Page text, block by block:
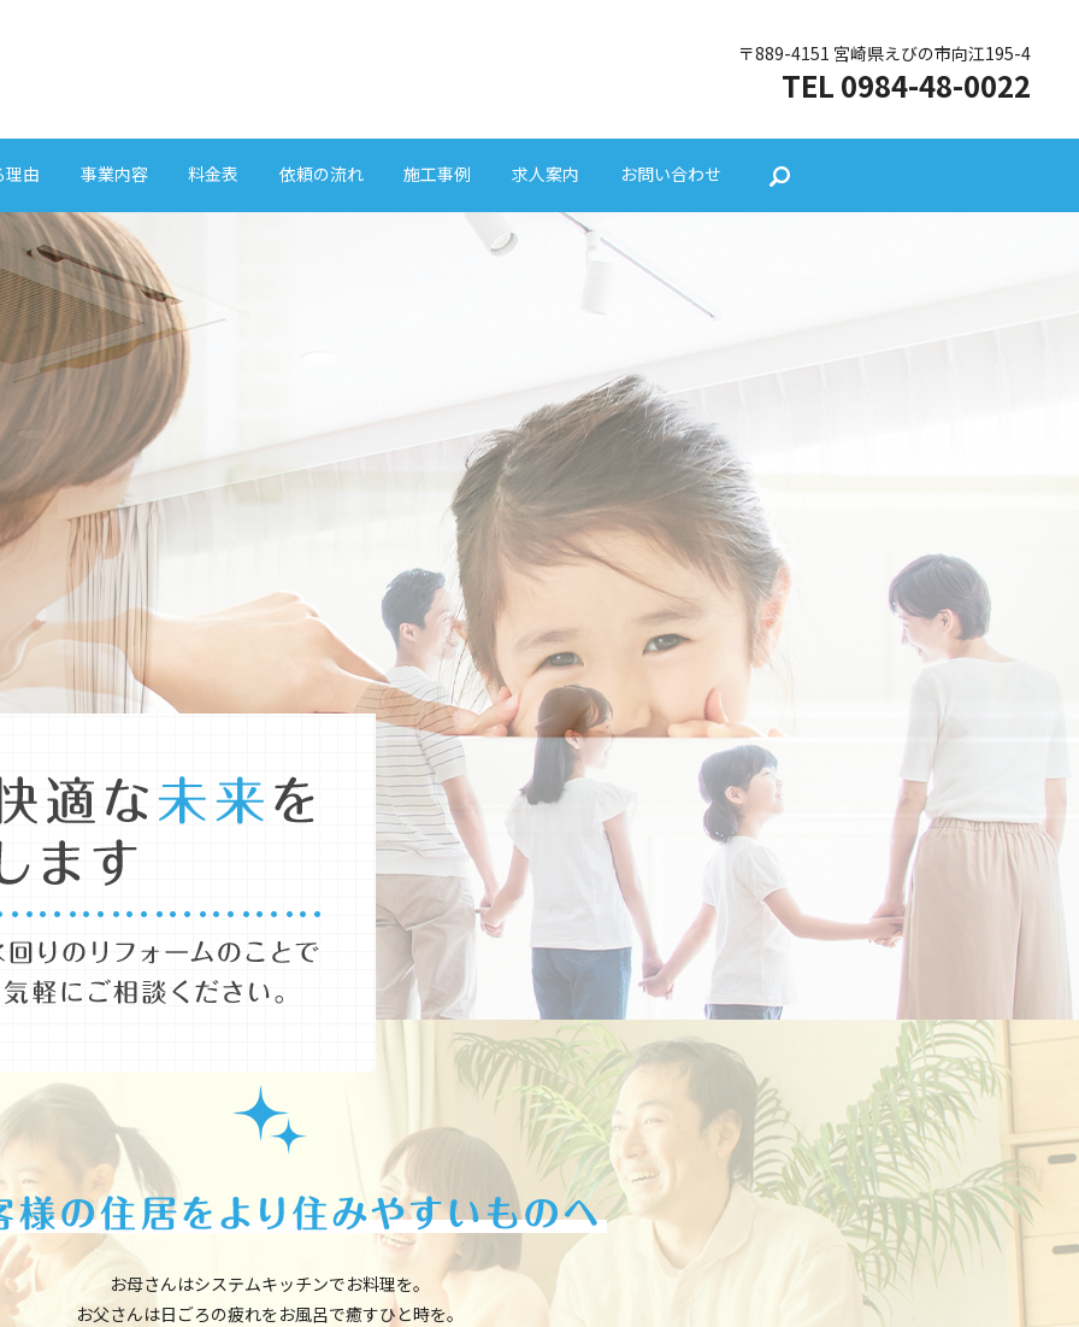
〒889-4151 宮崎県えびの市向江195-4
TEL 0984-48-0022
理由 事業内容 料金表 依頼の流れ 施工事例 求人案内 お問い合わせ
お客様の住
お母さんはシステムキッチンでお料理を。
お父さんは日ごろの疲れをお風呂で癒すひと時を。